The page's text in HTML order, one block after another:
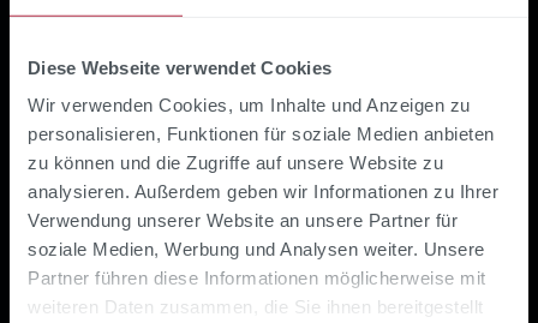
Diese Webseite verwendet Cookies
Wir verwenden Cookies, um Inhalte und Anzeigen zu
personalisieren, Funktionen für soziale Medien anbieten
zu können und die Zugriffe auf unsere Website zu
analysieren. Außerdem geben wir Informationen zu Ihrer
Verwendung unserer Website an unsere Partner für
soziale Medien, Werbung und Analysen weiter. Unsere
Partner führen diese Informationen möglicherweise mit
weiteren Daten zusammen, die Sie ihnen bereitgestellt
IoT in der Logistik: Anwendungen, Vorteile und
Implementierung
Yannik Meyer:5.05.2026
Das Internet of Things (IoT) verändert die
Logistikbranche grundlegend: Vernetzte
Sensoren, intelligente Tracker und Echtzeit-